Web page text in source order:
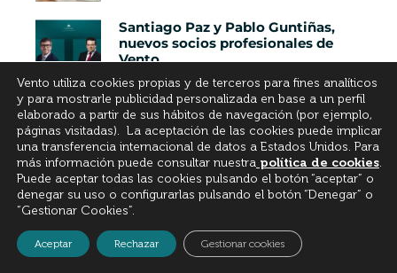
Santiago Paz y Pablo Guntiñas,
nuevos socios profesionales de
Vento
Leer más
Fijeza tras el caso Obadal: el
Supremo dicta su primera
sentencia en Galicia y abre la
puerta a nuevas reclamaciones
Leer más
La quiebra de una empresa no se
produce el día que cierra, sino
cuando se decide mirar para otro
Vento utiliza cookies propias y de terceros para fines analíticos
y para mostrarle publicidad personalizada en base a un perfil
elaborado a partir de sus hábitos de navegación (por ejemplo,
páginas visitadas). La aceptación de las cookies puede implicar
una transferencia internacional de datos a Estados Unidos. Para
más información puede consultar nuestra política de cookies.
Puede aceptar todas las cookies pulsando el botón “aceptar” o
denegar su uso o configurarlas pulsando el botón “Denegar” o
“Gestionar Cookies”.
Aceptar Rechazar Gestionar cookies